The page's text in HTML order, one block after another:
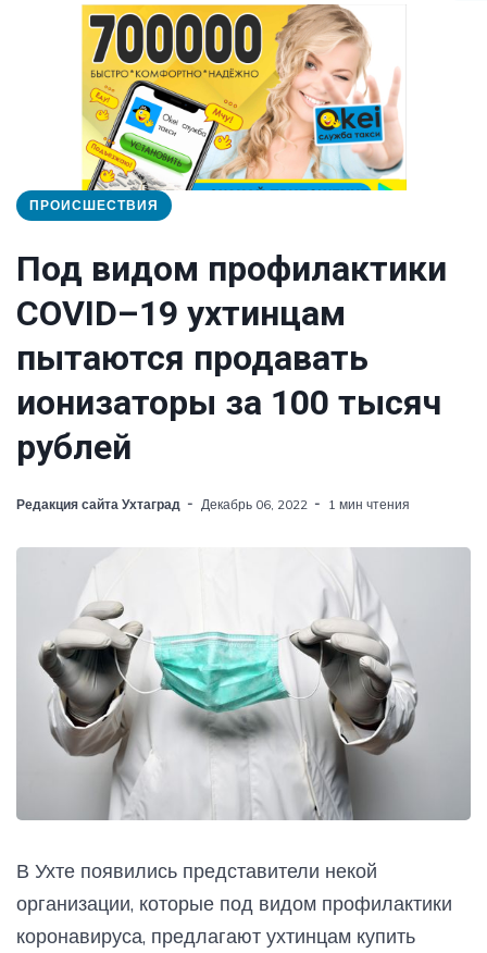
ПРОИСШЕСТВИЯ
Под видом профилактики
COVID–19 ухтинцам
пытаются продавать
ионизаторы за 100 тысяч
рублей
Редакция сайта Ухтаград Декабрь 06, 2022 1 мин чтения
В Ухте появились представители некой
организации, которые под видом профилактики
коронавируса, предлагают ухтинцам купить